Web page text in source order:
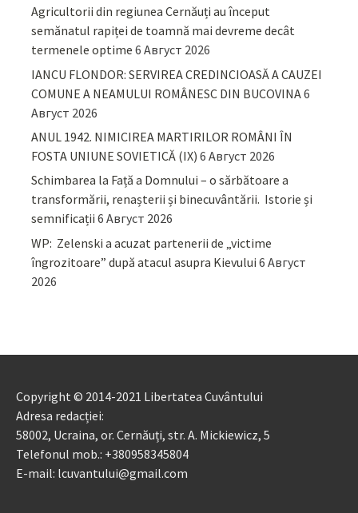
Agricultorii din regiunea Cernăuți au început
semănatul rapiței de toamnă mai devreme decât
termenele optime 6 Август 2026
IANCU FLONDOR: SERVIREA CREDINCIOASĂ A CAUZEI
COMUNE A NEAMULUI ROMÂNESC DIN BUCOVINA6
Август 2026
ANUL 1942. NIMICIREA MARTIRILOR ROMÂNI ÎN
FOSTA UNIUNE SOVIETICĂ (IX) 6 Август 2026
Schimbarea la Față a Domnului – o sărbătoare a
transformării, renașterii și binecuvântării. Istorie și
semnificații 6 Август 2026
WP: Zelenski a acuzat partenerii de „victime
îngrozitoare” după atacul asupra Kievului 6 Август
2026
Copyright © 2014-2021 Libertatea Cuvântului
Adresa redacției:
58002, Ucraina, or. Cernăuți, str. A. Mickiewicz, 5
Telefonul mob.: +380958345804
E-mail: lcuvantului@gmail.com